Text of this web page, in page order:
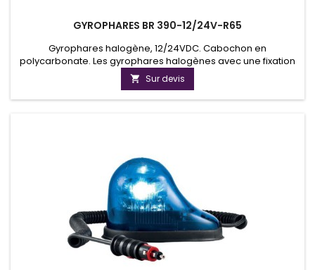
GYROPHARES BR 390-12/24V-R65
Gyrophares halogène, 12/24VDC. Cabochon en
polycarbonate. Les gyrophares halogènes avec une fixation
magnétique sont livrés avec une prise allume cigare.
 Sur devis